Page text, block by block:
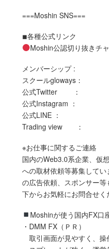
===Moshin SNS===
◾︎各種公式リンク
Moshin公認切り抜きチ
メンバーシップ :
スクールgloways：
公式Twitter ：
公式Instagram ：
公式LINE ：
Trading view ：
※お仕事に関するご連絡
国内のWeb3.0系企業、仮
への取材依頼等募集して
の広告依頼、スポンサー
下からお気軽にお問合せく
Moshinが使う国内FX口
・DMM FX（ＰＲ）
取引画面が見やすく、操